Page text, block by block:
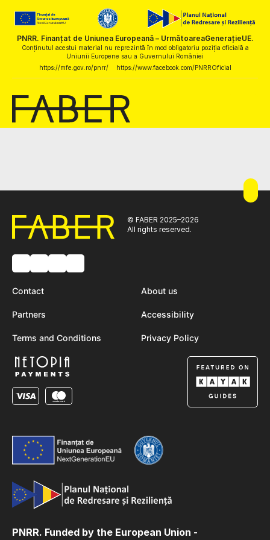
PNRR. Finanțat de Uniunea Europeană – UrmătoareaGenerațieUE.
Conținutul acestui material nu reprezintă în mod obligatoriu poziția oficială a
Uniunii Europene sau a Guvernului României
https://mfe.gov.ro/pnrr/
https://www.facebook.com/PNRROficial
© FABER 2025–2026
All rights reserved.
Contact About us
Partners Accessibility
Terms and Conditions Privacy Policy
PNRR. Funded by the European Union -